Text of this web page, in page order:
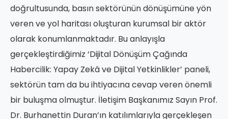
doğrultusunda, basın sektörünün dönüşümüne yön
veren ve yol haritası oluşturan kurumsal bir aktör
olarak konumlanmaktadır. Bu anlayışla
gerçekleştirdiğimiz ‘Dijital Dönüşüm Çağında
Habercilik: Yapay Zekâ ve Dijital Yetkinlikler’ paneli,
sektörün tam da bu ihtiyacına cevap veren önemli
bir buluşma olmuştur. İletişim Başkanımız Sayın Prof.
Dr. Burhanettin Duran’ın katılımlarıyla gerçekleşen